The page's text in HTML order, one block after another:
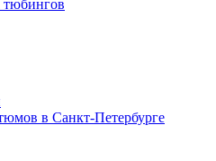
тюбингов
в Санкт-Петербурге